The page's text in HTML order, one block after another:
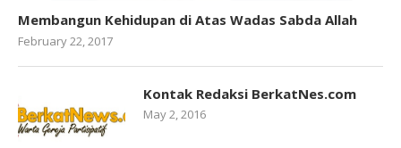
Membangun Kehidupan di Atas Wadas Sabda Allah
February 22, 2017
Kontak Redaksi BerkatNes.com
May 2, 2016